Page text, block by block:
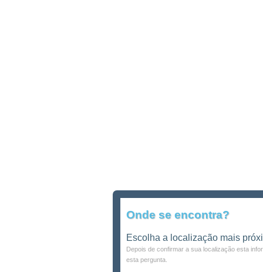
Onde se encontra?
Escolha a localização mais
Depois de confirmar a sua localização esta
esta pergunta.